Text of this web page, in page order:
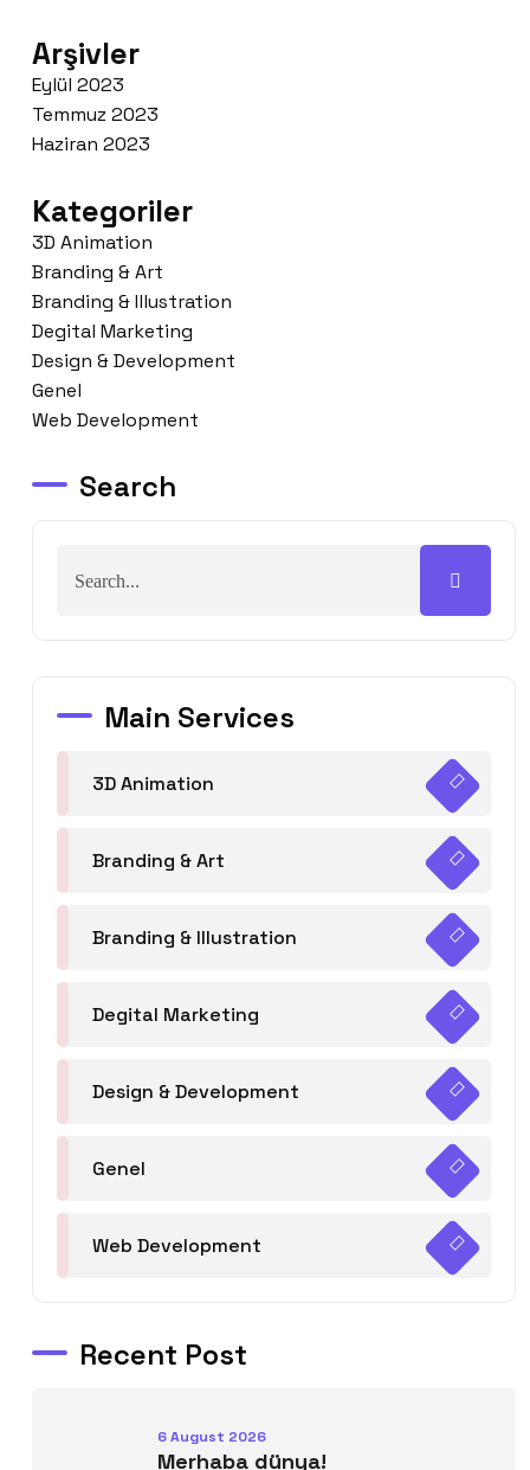
Arşivler
Eylül 2023
Temmuz 2023
Haziran 2023
Kategoriler
3D Animation
Branding & Art
Branding & Illustration
Degital Marketing
Design & Development
Genel
Web Development
Search
Main Services
3D Animation
Branding & Art
Branding & Illustration
Degital Marketing
Design & Development
Genel
Web Development
Recent Post
6 August 2026
Merhaba dünya!